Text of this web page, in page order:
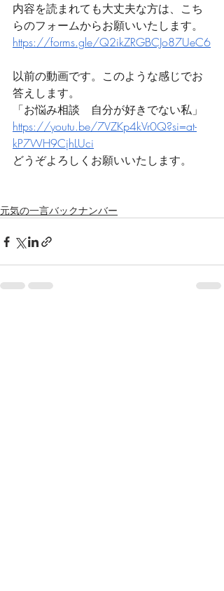
内容を読まれても大丈夫な方は、こち
らのフォームからお願いいたします。
https://forms.gle/Q2ikZRGBCJo87UeC6
以前の動画です。このような感じでお
答えします。
「お悩み相談　自分が好きでない私」
https://youtu.be/7VZKp4kVr0Q?si=at-
kP7WH9CjhLUci
どうぞよろしくお願いいたします。
元気の一言バックナンバー